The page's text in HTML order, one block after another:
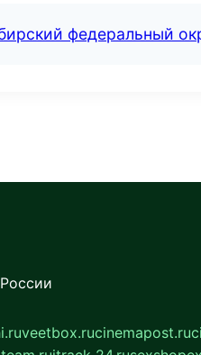
федеральный
veetbox.rucinemapost.ru